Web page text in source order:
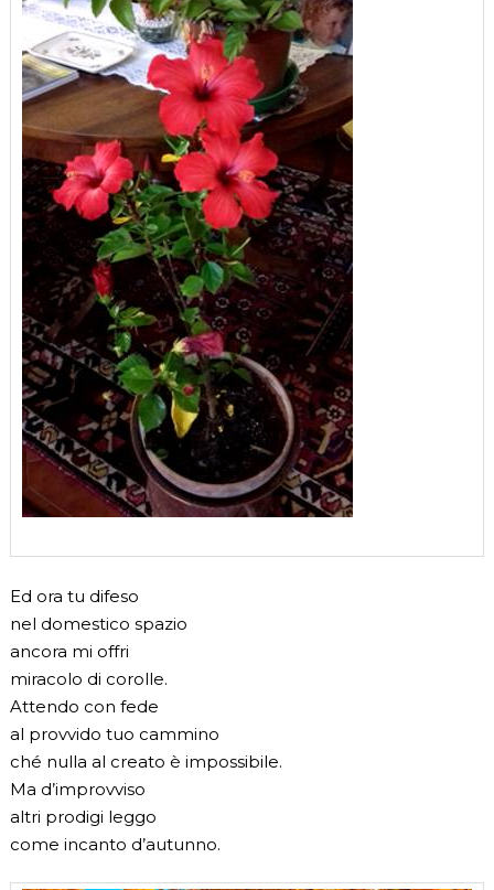
Ed ora tu difeso
nel domestico spazio
ancora mi offri
miracolo di corolle.
Attendo con fede
al provvido tuo cammino
ché nulla al creato è impossibile.
Ma d’improvviso
altri prodigi leggo
come incanto d’autunno.